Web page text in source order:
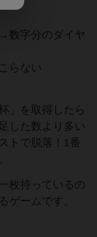
数字分のダイヤ
らない
」を取得したら
した数より多い
トで脱落！1番
枚持っているの
ゲームです。